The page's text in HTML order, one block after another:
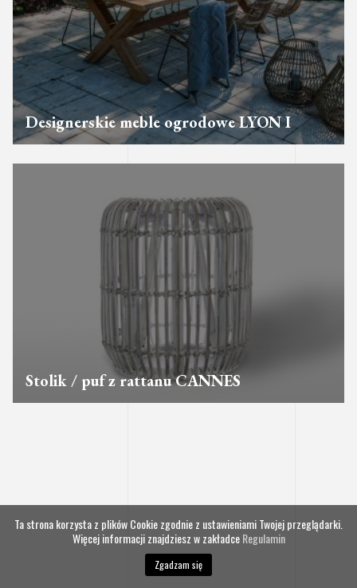
Designerskie meble ogrodowe LYON I
Stolik / puf z rattanu CANNES
Ta strona korzysta z plików Cookie zgodnie z ustawieniami Twojej przeglądarki.
Więcej informacji znajdziesz w zakładceRegulamin
Zgadzam się